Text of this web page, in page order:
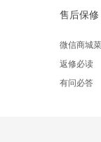
售后保修
微信商城
返修必读
有问必答